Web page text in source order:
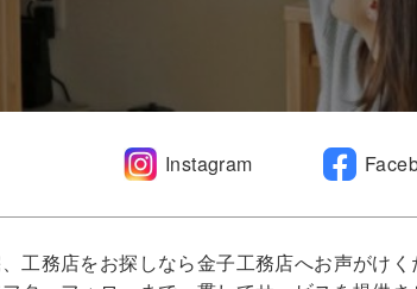
Instagram
工務店をお探しなら金子工務店へお声がけく